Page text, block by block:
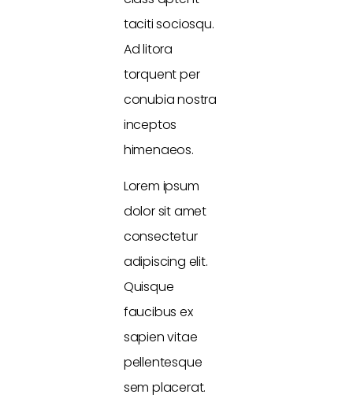
taciti sociosqu.
Ad litora
torquent per
conubia nostra
inceptos
himenaeos.
Lorem ipsum
dolor sit amet
consectetur
adipiscing elit.
Quisque
faucibus ex
sapien vitae
pellentesque
sem placerat.